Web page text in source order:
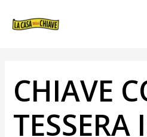
CHIAVE
TESSERA
ARTICOLI